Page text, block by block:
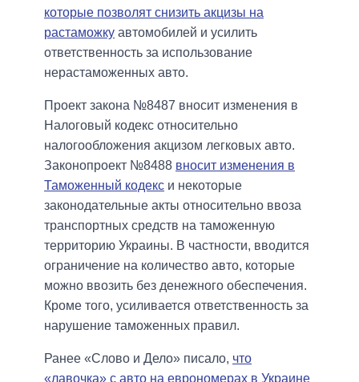
которые позволят снизить акцизы на
растаможку автомобилей и усилить
ответственность за использование
нерастаможенных авто.
Проект закона №8487 вносит изменения в
Налоговый кодекс относительно
налогообложения акцизом легковых авто.
Законопроект №8488 вносит изменения в
Таможенный кодекс и некоторые
законодательные акты относительно ввоза
транспортных средств на таможенную
территорию Украины. В частности, вводится
ограничение на количество авто, которые
можно ввозить без денежного обеспечения.
Кроме того, усиливается ответственность за
нарушение таможенных правил.
Ранее «Слово и Дело» писало, что
«лавочка» с авто на еврономерах в Украине